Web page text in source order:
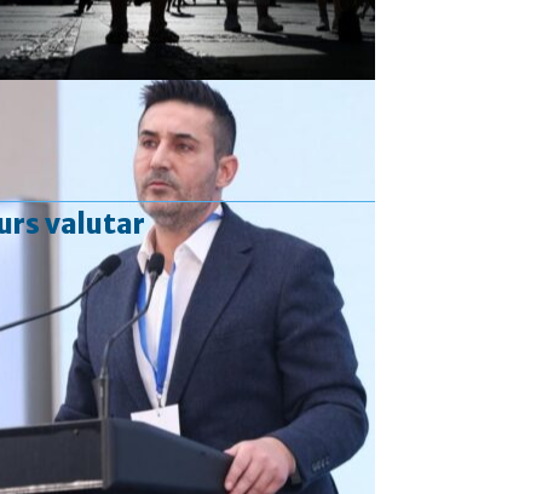
valutar
Curs valutar: 06 Aug 2026
EUR
: 5,2513 RON
+0,0024 ▲
USD: 4,5507 RON
+0,0027 ▲
CHF
: 5,6221 RON
+0,0011 ▲
GBP: 6,1236 RON
-0,0008 ▼
Convertor valutar